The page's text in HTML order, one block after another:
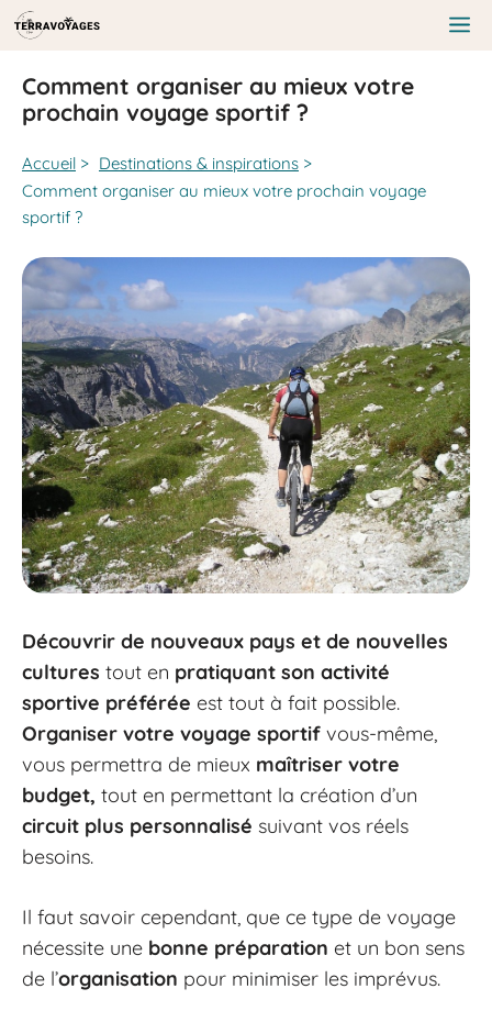
Aller
au
contenu
Comment organiser au mieux votre
prochain voyage sportif ?
Accueil > Destinations & inspirations >
Comment organiser au mieux votre prochain voyage
sportif ?
Découvrir de nouveaux pays et de nouvelles
cultures tout en pratiquant son activité
sportive préférée est tout à fait possible.
Organiser votre voyage sportif vous-même,
vous permettra de mieux maîtriser votre
budget, tout en permettant la création d’un
circuit plus personnalisé suivant vos réels
besoins.
Il faut savoir cependant, que ce type de voyage
nécessite une bonne préparation et un bon sens
de l’organisation pour minimiser les imprévus.